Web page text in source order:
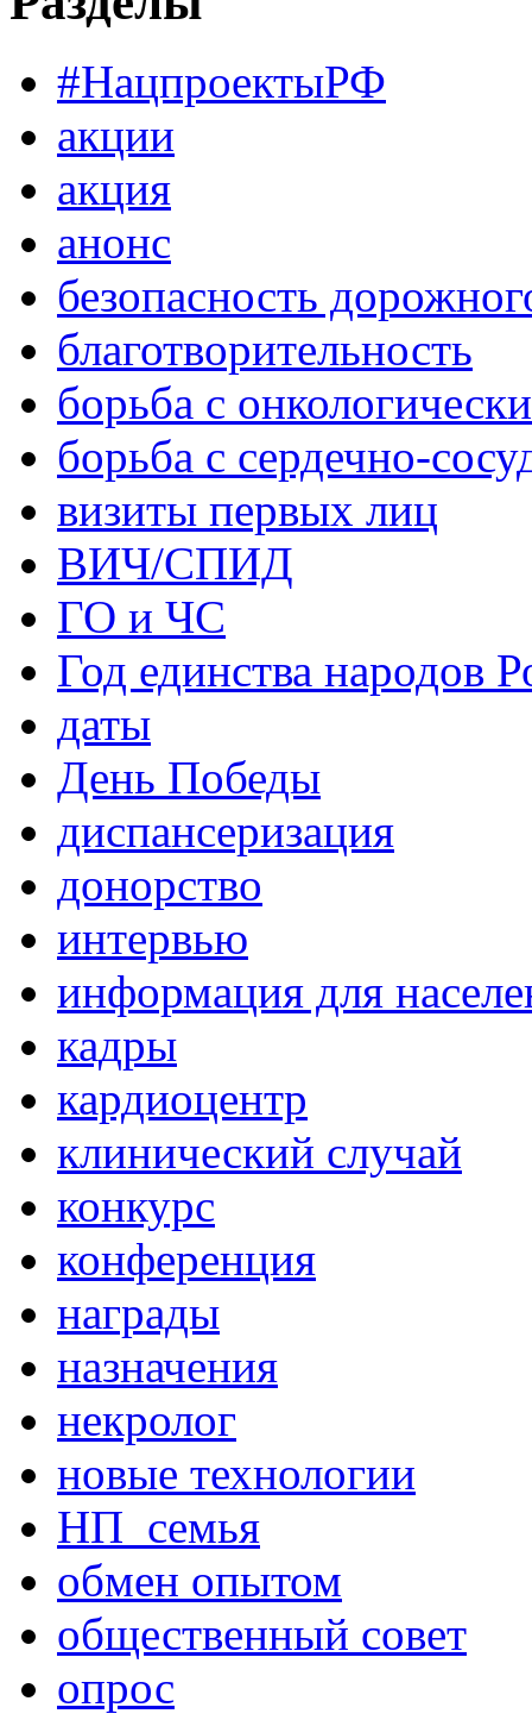
#НацпроектыРФ
акции
акция
анонс
безопасность
благотворительность
борьба с
борьба с сердечно-
визиты первых лиц
ВИЧ/СПИД
ГО и ЧС
Год единства народов
даты
День Победы
диспансеризация
донорство
интервью
информация для
кадры
кардиоцентр
клинический случай
конкурс
конференция
награды
назначения
некролог
новые технологии
НП_семья
обмен опытом
общественный совет
опрос